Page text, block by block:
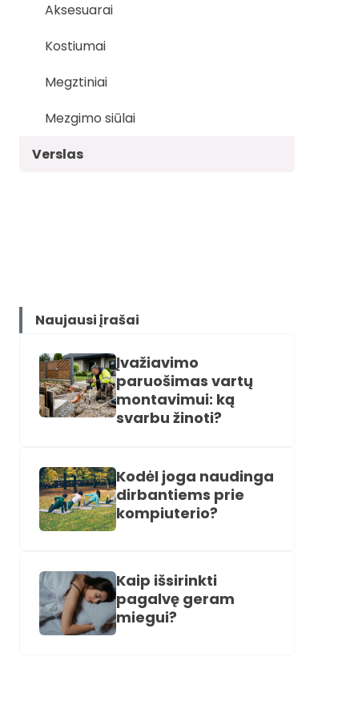
Aksesuarai
Kostiumai
Megztiniai
Mezgimo siūlai
Verslas
Naujausi įrašai
Įvažiavimo
paruošimas vartų
montavimui: ką
svarbu žinoti?
Kodėl joga naudinga
dirbantiems prie
kompiuterio?
Kaip išsirinkti
pagalvę geram
miegui?